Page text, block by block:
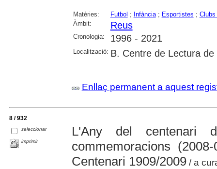
Matèries: Futbol ; Infància; Esportistes ;
Àmbit:
Reus
Cronologia: 1996 - 2021
Localització: B. Centre de Lectura de
Enllaç permanent a aquest
8 / 932
seleccionar
imprimir
L'Any del centenari
commemoracions
Centenari 1909/2009/ a